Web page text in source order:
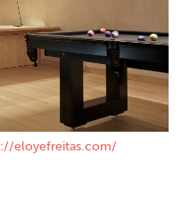
eloyefreitas.com/